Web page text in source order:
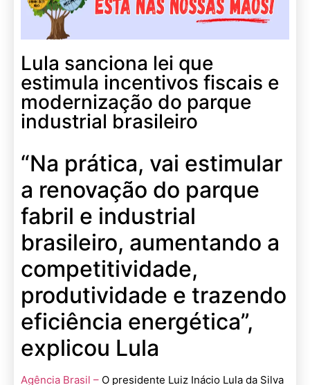
Lula sanciona lei que
estimula incentivos fiscais e
modernização do parque
industrial brasileiro
“Na prática, vai estimular
a renovação do parque
fabril e industrial
brasileiro, aumentando a
competitividade,
produtividade e trazendo
eficiência energética”,
explicou Lula
Agência Brasil – O presidente Luiz Inácio Lula da Silva